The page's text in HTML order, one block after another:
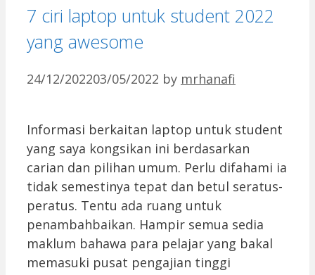
7 ciri laptop untuk student 2022
yang awesome
24/12/202203/05/2022 by mrhanafi
Informasi berkaitan laptop untuk student
yang saya kongsikan ini berdasarkan
carian dan pilihan umum. Perlu difahami ia
tidak semestinya tepat dan betul seratus-
peratus. Tentu ada ruang untuk
penambahbaikan. Hampir semua sedia
maklum bahawa para pelajar yang bakal
memasuki pusat pengajian tinggi